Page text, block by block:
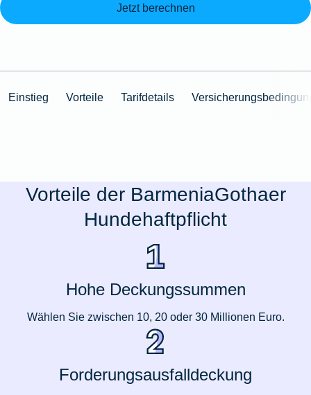
Jetzt berechnen
Einstieg Vorteile Tarifdetails
Vorteile der BarmeniaGothaer
Hundehaftpflicht
Hohe Deckungssummen
Wählen Sie zwischen 10, 20 oder 30 Millionen Euro.
Forderungsausfalldeckung